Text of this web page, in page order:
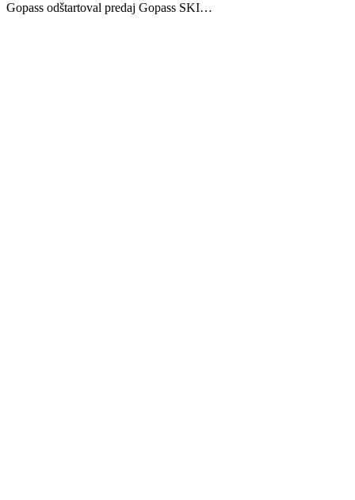
Gopass odštartoval predaj Gopass SKI…